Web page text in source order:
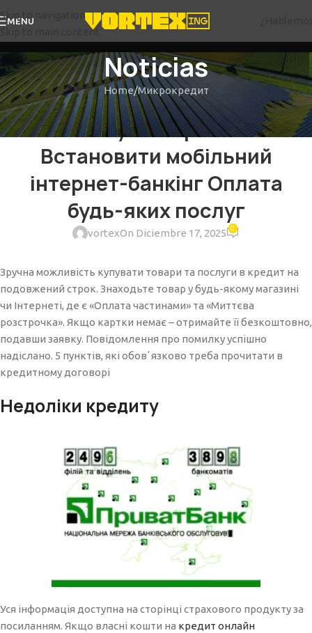
Skip to navigation
Skip to main content
MENU
Noticias
Home Микрокредит
МИКРОКРЕДИТ
Застосунок Приват24
Встановити мобільний
інтернет-банкінг Оплата
будь-яких послуг
vortexOn Diciembre 17, 2025 0
Зручна можливість купувати товари та послуги в кредит на
подовжений строк. Знаходьте товар у будь-якому магазині
чи Інтернеті, де є «Оплата частинами» та «Миттєва
розстрочка». Якщо картки немає – отримайте її безкоштовно,
подавши заявку. Повідомлення про помилку успішно
надіслано. 5 пунктів, які обовʼязково треба прочитати в
кредитному договорі
Недоліки кредиту
Уся інформація доступна на сторінці страхового продукту за
посиланням. Якщо власні кошти на кредит онлайн